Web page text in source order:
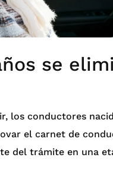
se
los conductores
el carnet de
del trámite en una